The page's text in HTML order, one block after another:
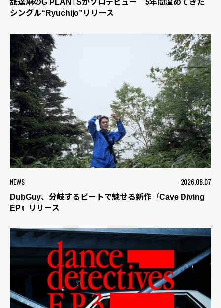
舐達麻のG PLANTSがソロデビュー 5年間温めてきた
シングル“Ryuchijo”リリース
NEWS 2026.08.07
DubGuy、分岐するビートで魅せる新作『Cave Diving
EP』リリース